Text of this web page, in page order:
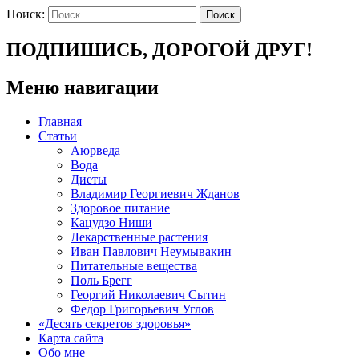
Поиск:
ПОДПИШИСЬ, ДОРОГОЙ ДРУГ!
Меню навигации
Главная
Статьи
Аюрведа
Вода
Диеты
Владимир Георгиевич Жданов
Здоровое питание
Кацудзо Ниши
Лекарственные растения
Иван Павлович Неумывакин
Питательные вещества
Поль Брегг
Георгий Николаевич Сытин
Федор Григорьевич Углов
«Десять секретов здоровья»
Карта сайта
Обо мне